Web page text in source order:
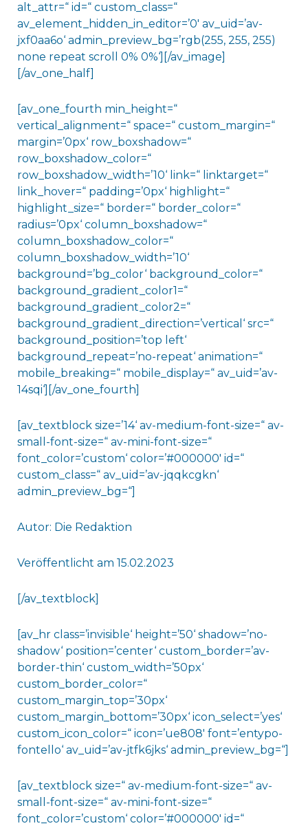
alt_attr=“ id=“ custom_class=“
av_element_hidden_in_editor=’0′ av_uid=’av-
jxf0aa6o‘ admin_preview_bg=’rgb(255, 255, 255)
none repeat scroll 0% 0%‘][/av_image]
[/av_one_half]
[av_one_fourth min_height=“
vertical_alignment=“ space=“ custom_margin=“
margin=’0px‘ row_boxshadow=“
row_boxshadow_color=“
row_boxshadow_width=’10‘ link=“ linktarget=“
link_hover=“ padding=’0px‘ highlight=“
highlight_size=“ border=“ border_color=“
radius=’0px‘ column_boxshadow=“
column_boxshadow_color=“
column_boxshadow_width=’10‘
background=’bg_color‘ background_color=“
background_gradient_color1=“
background_gradient_color2=“
background_gradient_direction=’vertical‘ src=“
background_position=’top left‘
background_repeat=’no-repeat‘ animation=“
mobile_breaking=“ mobile_display=“ av_uid=’av-
14sqi‘][/av_one_fourth]
[av_textblock size=’14‘ av-medium-font-size=“ av-
small-font-size=“ av-mini-font-size=“
font_color=’custom‘ color=’#000000′ id=“
custom_class=“ av_uid=’av-jqqkcgkn‘
admin_preview_bg=“]
Autor: Die Redaktion
Veröffentlicht am 15.02.2023
[/av_textblock]
[av_hr class=’invisible‘ height=’50‘ shadow=’no-
shadow‘ position=’center‘ custom_border=’av-
border-thin‘ custom_width=’50px‘
custom_border_color=“
custom_margin_top=’30px‘
custom_margin_bottom=’30px‘ icon_select=’yes‘
custom_icon_color=“ icon=’ue808′ font=’entypo-
fontello‘ av_uid=’av-jtfk6jks‘ admin_preview_bg=“]
[av_textblock size=“ av-medium-font-size=“ av-
small-font-size=“ av-mini-font-size=“
font_color=’custom‘ color=’#000000′ id=“